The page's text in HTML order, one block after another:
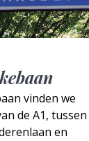
vinden we
de A1, tussen
en